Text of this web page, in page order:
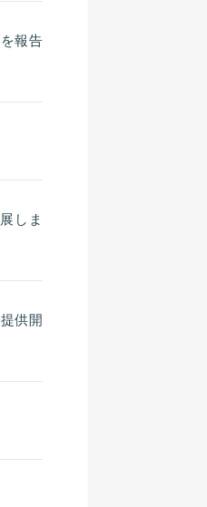
報告
しま
供開